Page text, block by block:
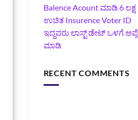
Balence Acount ಮಾಡಿ 6 ಲಕ್ಷ
ಉಚಿತ Insurence Voter ID
ಇದ್ದವರು ಲಾಸ್ಟ್‌ ಡೇಟ್‌ ಒಳಗೆ ಅಪ್ಲೆ
ಮಾಡಿ
RECENT COMMENTS